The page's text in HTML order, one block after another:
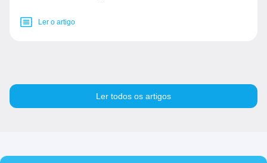
Ler o artigo
Ler todos os artigos